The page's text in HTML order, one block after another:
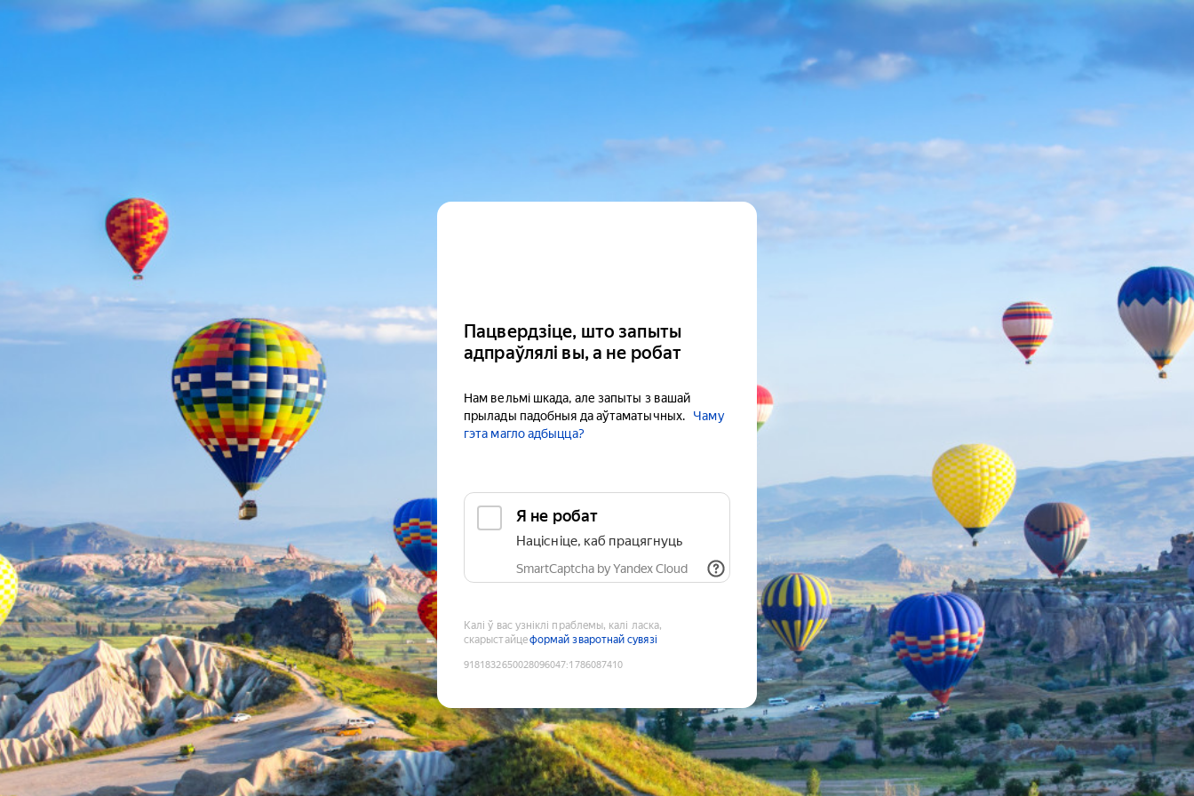
Пацвердзіце, што запыты
адпраўлялі вы, а не робат
Нам вельмі шкада, але запыты з вашай
прылады падобныя да аўтаматычных.
Чаму
гэта магло адбыцца?
Я не робат
Націсніце, каб працягнуць
SmartCaptcha by Yandex Cloud
Калі ў вас узніклі праблемы, калі ласка,
скарыстайцеформай зваротнай сувязі
9181832650028096047:1786087410